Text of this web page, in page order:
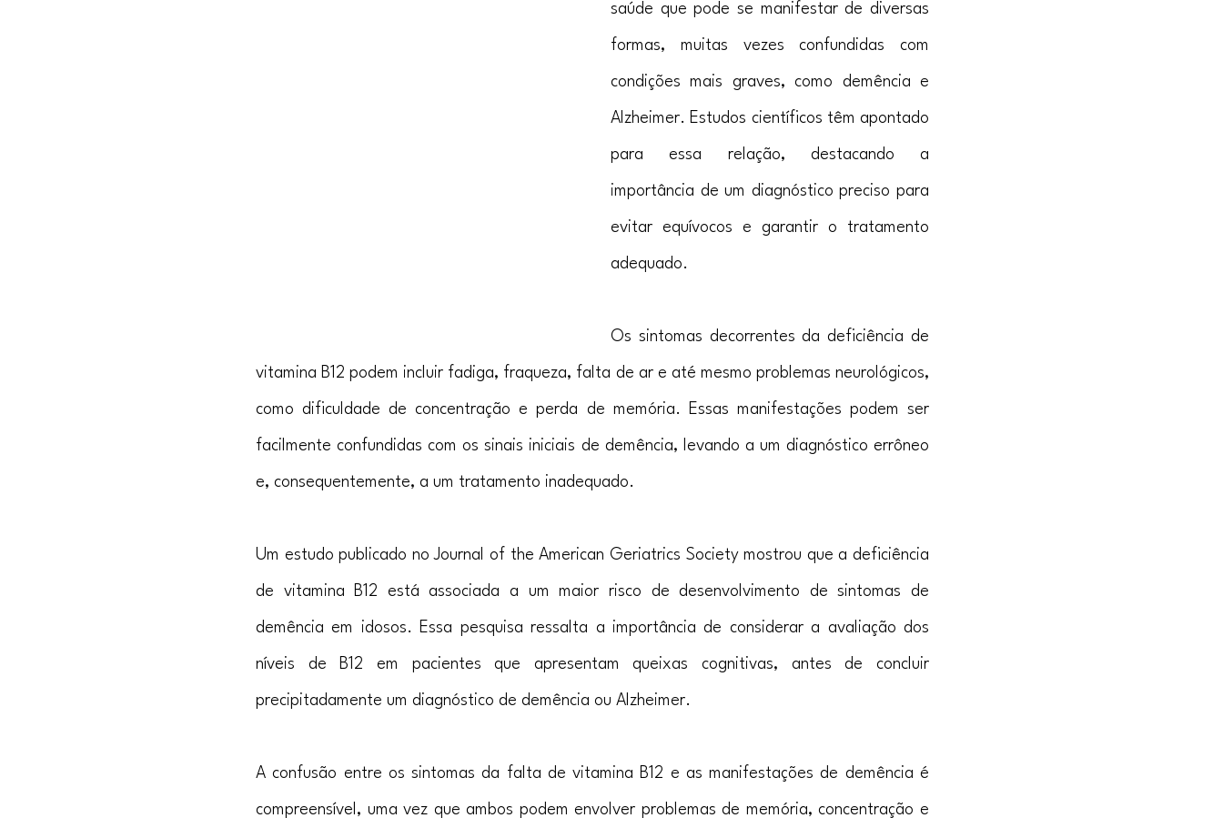
saúde que pode se manifestar de diversas
formas, muitas vezes confundidas com
condições mais graves, como demência e
Alzheimer. Estudos científicos têm apontado
para essa relação, destacando a
importância de um diagnóstico preciso para
evitar equívocos e garantir o tratamento
adequado.
Os sintomas decorrentes da deficiência de
vitamina B12 podem incluir fadiga, fraqueza, falta de ar e até mesmo problemas neurológicos,
como dificuldade de concentração e perda de memória. Essas manifestações podem ser
facilmente confundidas com os sinais iniciais de demência, levando a um diagnóstico errôneo
e, consequentemente, a um tratamento inadequado.
Um estudo publicado no Journal of the American Geriatrics Society mostrou que a deficiência
de vitamina B12 está associada a um maior risco de desenvolvimento de sintomas de
demência em idosos. Essa pesquisa ressalta a importância de considerar a avaliação dos
níveis de B12 em pacientes que apresentam queixas cognitivas, antes de concluir
precipitadamente um diagnóstico de demência ou Alzheimer.
A confusão entre os sintomas da falta de vitamina B12 e as manifestações de demência é
compreensível, uma vez que ambos podem envolver problemas de memória, concentração e